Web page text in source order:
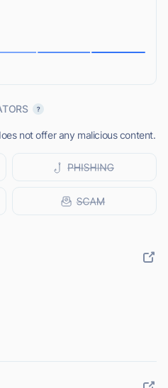
not offer any malicious content.